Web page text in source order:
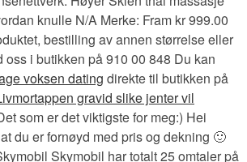
knulle N/A Merke: Fram kr 999.00
bestilling av annen størrelse eller
oss i butikken på 910 00 848 Du kan
voksen dating direkte til butikken på
gravid slike jenter vil
som er det viktigste for meg:) Hei
du er fornøyd med pris og dekning 🙂
Skymobil har totalt 25 omtaler på